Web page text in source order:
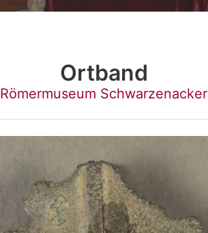
Ortband
Römermuseum Schwarzenacker